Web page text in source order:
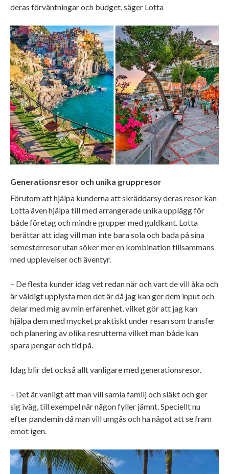
deras förväntningar och budget, säger Lotta
Generationsresor och unika gruppresor
Förutom att hjälpa kunderna att skräddarsy deras resor kan
Lotta även hjälpa till med arrangerade unika upplägg för
både företag och mindre grupper med guldkant. Lotta
berättar att idag vill man inte bara sola och bada på sina
semesterresor utan söker mer en kombination tillsammans
med upplevelser och äventyr.
– De flesta kunder idag vet redan när och vart de vill åka och
är väldigt upplysta men det är då jag kan ger dem input och
delar med mig av min erfarenhet, vilket gör att jag kan
hjälpa dem med mycket praktiskt under resan som transfer
och planering av olika resrutterna vilket man både kan
spara pengar och tid på.
Idag blir det också allt vanligare med generationsresor.
– Det är vanligt att man vill samla familj och släkt och ger
sig iväg, till exempel när någon fyller jämnt. Speciellt nu
efter pandemin då man vill umgås och ha något att se fram
emot igen.